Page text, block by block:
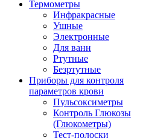
Термометры
Инфракрасные
Ушные
Электронные
Для ванн
Ртутные
Безртутные
Приборы для контроля
параметров крови
Пульсоксиметры
Контроль Глюкозы
(Глюкометры)
Тест-полоски